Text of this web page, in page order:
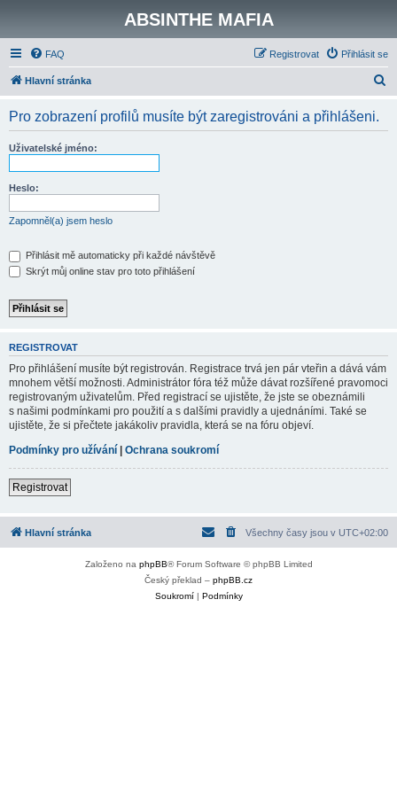
ABSINTHE MAFIA
FAQ Přihlásit se
Registrovat
Hlavní stránka
Pro zobrazení profilů musíte být zaregistrováni a přihlášeni.
Uživatelské jméno:
Heslo:
Zapomněl(a) jsem heslo
Přihlásit mě automaticky při každé návštěvě
Skrýt můj online stav pro toto přihlášení
REGISTROVAT
Pro přihlášení musíte být registrován. Registrace trvá jen pár vteřin a dává vám
mnohem větší možnosti. Administrátor fóra též může dávat rozšířené pravomoci
registrovaným uživatelům. Před registrací se ujistěte, že jste se obeznámili
s našimi podmínkami pro použití a s dalšími pravidly a ujednáními. Také se
ujistěte, že si přečtete jakákoliv pravidla, která se na fóru objeví.
Podmínky pro užívání | Ochrana soukromí
Registrovat
Hlavní stránka Všechny časy jsou v UTC+02:00
Založeno na phpBB® Forum Software © phpBB Limited
Český překlad – phpBB.cz
Soukromí| Podmínky